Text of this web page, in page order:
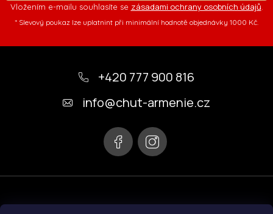
Vložením e-mailu souhlasíte se zásadami ochrany osobních údajů
* Slevový poukaz lze uplatnint při minimální hodnotě objednávky 1000 Kč.
+420 777 900 816
info@chut-armenie.cz